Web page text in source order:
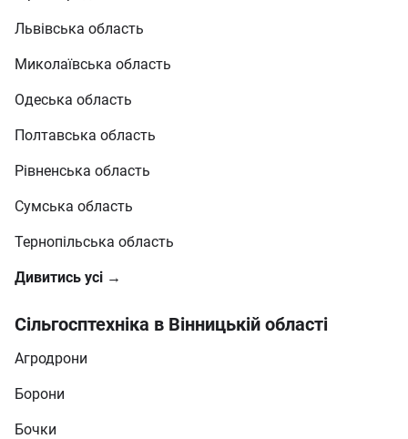
Львівська область
Миколаївська область
Одеська область
Полтавська область
Рівненська область
Сумська область
Тернопільська область
Дивитись усі →
Сільгосптехніка в Вінницькій області
Агродрони
Борони
Бочки